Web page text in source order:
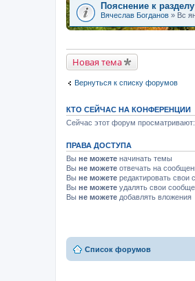
Пояснение к разделу
Вячеслав Богданов » Вс
Новая тема
Вернуться к списку форумов
КТО СЕЙЧАС НА КОНФЕРЕНЦИИ
Сейчас этот форум просматривают:
ПРАВА ДОСТУПА
Вы не можете начинать темы
Вы не можете отвечать на
Вы не можете редактировать свои
Вы не можете удалять свои
Вы не можете добавлять вложения
Список форумов